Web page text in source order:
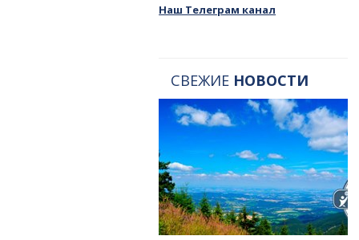
Наш Телеграм канал
СВЕЖИЕ НОВОСТИ